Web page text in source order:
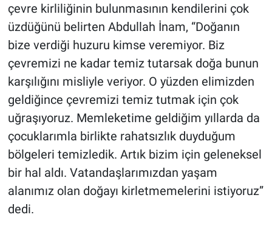
çevre kirliliğinin bulunmasının kendilerini çok
üzdüğünü belirten Abdullah İnam, “Doğanın
bize verdiği huzuru kimse veremiyor. Biz
çevremizi ne kadar temiz tutarsak doğa bunun
karşılığını misliyle veriyor. O yüzden elimizden
geldiğince çevremizi temiz tutmak için çok
uğraşıyoruz. Memleketime geldiğim yıllarda da
çocuklarımla birlikte rahatsızlık duyduğum
bölgeleri temizledik. Artık bizim için geleneksel
bir hal aldı. Vatandaşlarımızdan yaşam
alanımız olan doğayı kirletmemelerini istiyoruz”
dedi.